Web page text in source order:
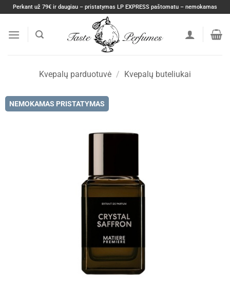
Skip
content
Perkant už 79€ ir daugiau – pristatymas LP EXPRESS paštomatu – nemokamas
Kvepalų parduotuvė / Kvepalų buteliukai
NEMOKAMAS PRISTATYMAS